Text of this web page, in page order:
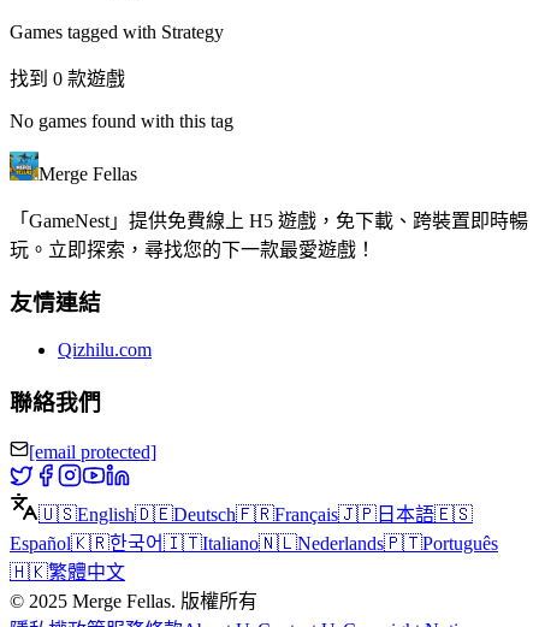
Games tagged with Strategy
找到 0 款遊戲
No games found with this tag
Merge Fellas
「GameNest」提供免費線上 H5 遊戲，免下載、跨裝置即時暢
玩。立即探索，尋找您的下一款最愛遊戲！
友情連結
Qizhilu.com
聯絡我們
[email protected]
🇺🇸English🇩🇪Deutsch🇫🇷Français🇯🇵 日本語🇪🇸
Español🇰🇷한국어🇮🇹Italiano🇳🇱Nederlands🇵🇹Português
🇭🇰繁體中文
© 2025 Merge Fellas. 版權所有